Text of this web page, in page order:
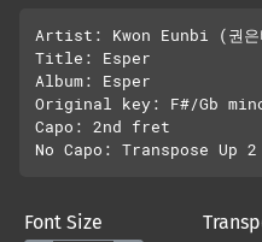
Artist: Kwon Eunbi (권은
Title: Esper
Album: Esper
Original key: F#/Gb
Capo: 2nd fret
Font Size